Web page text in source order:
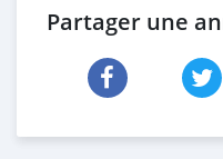
Partager une